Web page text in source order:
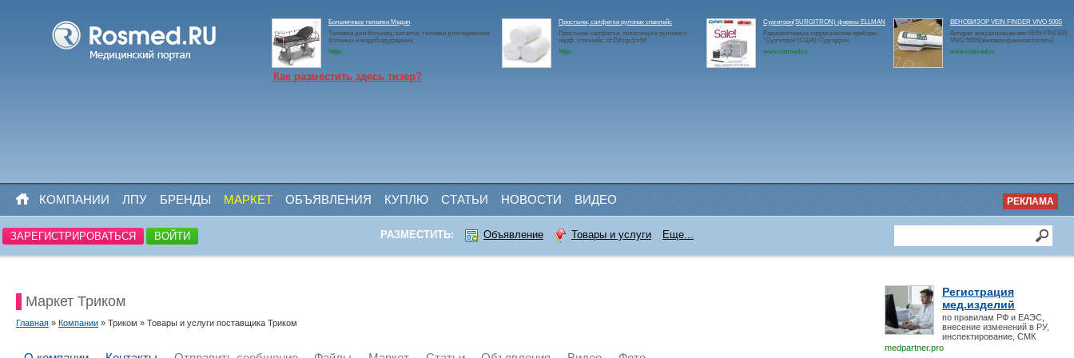
Больничные тележки Медин
Тележки для больниц: каталки, тележки для перевозки
больных и медоборудования.
https:
Простыни, салфетки рулонах спанлейс
Простыни, салфетки, полотенца в рулонах с
перф. спанлейс. id:2Vtzqx1mhtf
https:
Сургитрон(SURGITRON) фирмы ELLMAN
Радиоволновые хирургические приборы
"Сургитрон"(США) Сургидрон.
www.rosmed.ru
ВЕНОВИЗОР VEIN FINDER VIVO 500S
Аппарат визуализации вен VEIN FINDER
VIVO 500S(веновизор,веноискатель)
www.rosmed.ru
Как разместить здесь тизер?
КОМПАНИИ ЛПУ БРЕНДЫ МАРКЕТ ОБЪЯВЛЕНИЯ КУПЛЮ СТАТЬИ НОВОСТИ ВИДЕО РЕКЛАМА
ЗАРЕГИСТРИРОВАТЬСЯ ВОЙТИ РАЗМЕСТИТЬ: Объявление Товары и услуги Еще...
Регистрация
мед.изделий
по правилам РФ и ЕАЭС,
внесение изменений в РУ,
инспектирование, СМК
medpartner.pro
Маркет Триком
Главная » Компании » Триком » Товары и услуги поставщика Триком